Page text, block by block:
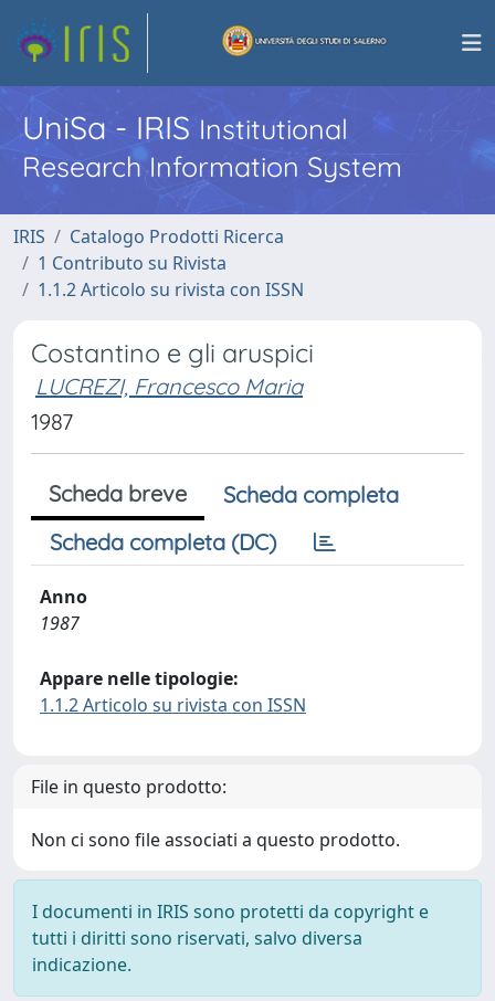
UniSa - IRISInstitutional
Research Information System
IRIS
Catalogo Prodotti Ricerca
1 Contributo su Rivista
1.1.2 Articolo su rivista con ISSN
Costantino e gli aruspici
LUCREZI, Francesco Maria
1987
Scheda breve
Scheda completa
Scheda completa (DC)
Anno
1987
Appare nelle tipologie:
1.1.2 Articolo su rivista con ISSN
File in questo prodotto:
Non ci sono file associati a questo prodotto.
I documenti in IRIS sono protetti da copyright e
tutti i diritti sono riservati, salvo diversa
indicazione.